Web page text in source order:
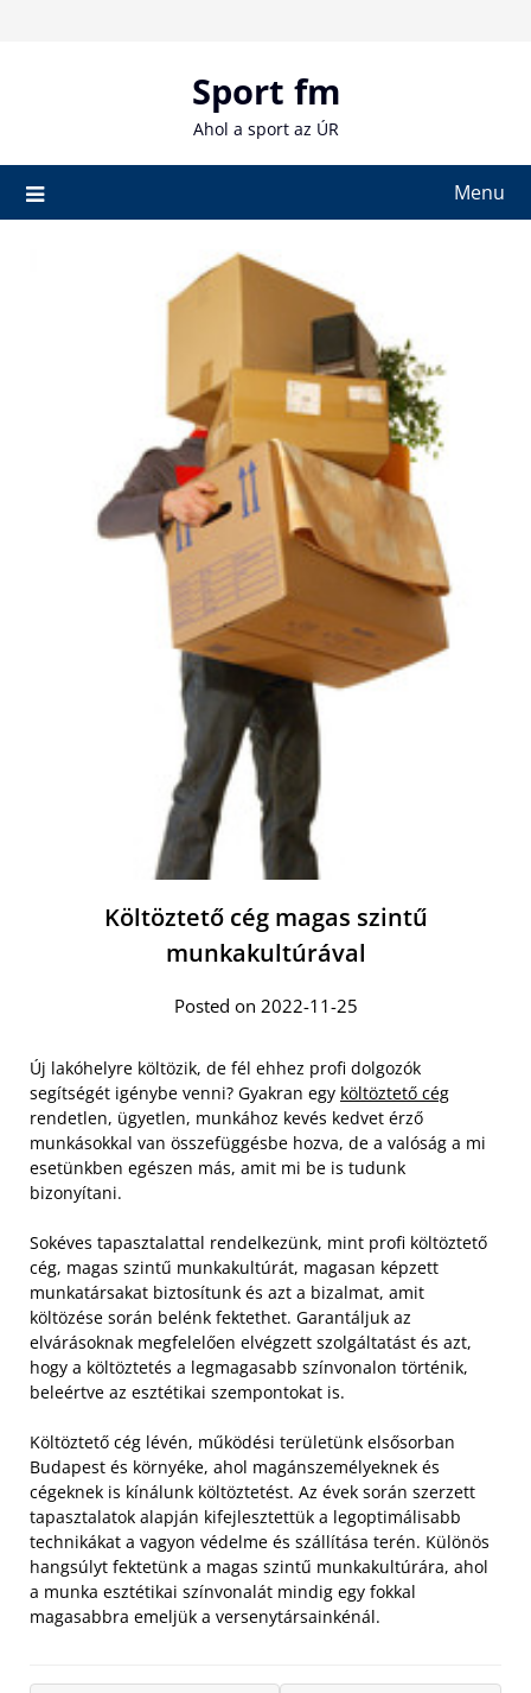
Sport fm
Ahol a sport az ÚR
Menu
Költöztető cég magas szintű
munkakultúrával
Posted on 2022-11-25
Új lakóhelyre költözik, de fél ehhez profi dolgozók
segítségét igénybe venni? Gyakran egy költöztető cég
rendetlen, ügyetlen, munkához kevés kedvet érző
munkásokkal van összefüggésbe hozva, de a valóság a mi
esetünkben egészen más, amit mi be is tudunk
bizonyítani.
Sokéves tapasztalattal rendelkezünk, mint profi költöztető
cég, magas szintű munkakultúrát, magasan képzett
munkatársakat biztosítunk és azt a bizalmat, amit
költözése során belénk fektethet. Garantáljuk az
elvárásoknak megfelelően elvégzett szolgáltatást és azt,
hogy a költöztetés a legmagasabb színvonalon történik,
beleértve az esztétikai szempontokat is.
Költöztető cég lévén, működési területünk elsősorban
Budapest és környéke, ahol magánszemélyeknek és
cégeknek is kínálunk költöztetést. Az évek során szerzett
tapasztalatok alapján kifejlesztettük a legoptimálisabb
technikákat a vagyon védelme és szállítása terén. Különös
hangsúlyt fektetünk a magas szintű munkakultúrára, ahol
a munka esztétikai színvonalát mindig egy fokkal
magasabbra emeljük a versenytársainkénál.